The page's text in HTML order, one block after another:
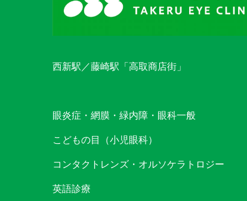
西新駅／藤崎駅「高取商店街」
眼炎症・網膜・緑内障・眼科一般
こどもの目（小児眼科）
コンタクトレンズ・オルソケラトロジー
英語診療